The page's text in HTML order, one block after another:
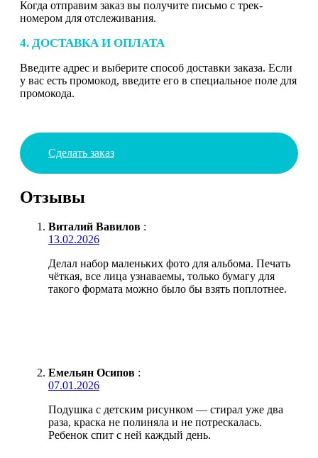
Когда отправим заказ вы получите письмо с трек-
номером для отслеживания.
4. ДОСТАВКА И ОПЛАТА
Введите адрес и выберите способ доставки заказа. Если
у вас есть промокод, введите его в специальное поле для
промокода.
Сделать заказ
Отзывы
Виталий Вавилов :
13.02.2026
Делал набор маленьких фото для альбома. Печать
чёткая, все лица узнаваемы, только бумагу для
такого формата можно было бы взять поплотнее.
Емельян Осипов :
07.01.2026
Подушка с детским рисунком — стирал уже два
раза, краска не полиняла и не потрескалась.
Ребенок спит с ней каждый день.